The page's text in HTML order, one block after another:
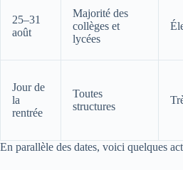
25–31
août
Majorité des
collèges et
lycées
Jour de
la
rentrée
Toutes
structures
En parallèle des dates, voici quelques